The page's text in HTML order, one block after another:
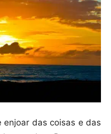
enjoar das coisas e das